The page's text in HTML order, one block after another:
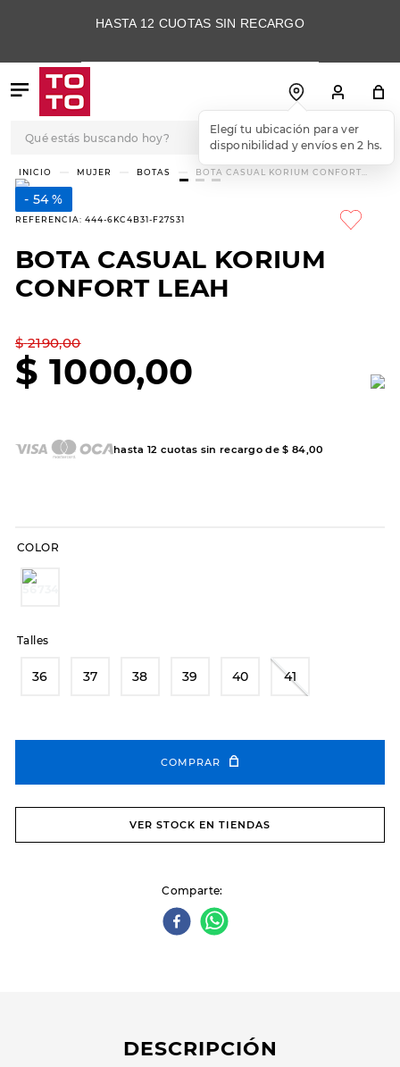
HASTA 12 CUOTAS SIN RECARGO
Elegí tu ubicación para ver
disponibilidad y envíos en 2 hs.
MUJER BOTAS
BOTA CASUAL KORIUM CONFORT
LEAH
54 %
REFERENCIA: 444-6KC4B31-F27S31
BOTA CASUAL KORIUM
CONFORT LEAH
$ 2190,00
$ 1000,00
hasta 12 cuotas sin recargo de$ 84 00
COLOR
Talles
36 37 38 39 40 41
COMPRAR
VER STOCK EN TIENDAS
Comparte
DESCRIPCIÓN
TÉRMINOS MÁS
BUSCADOS
3.